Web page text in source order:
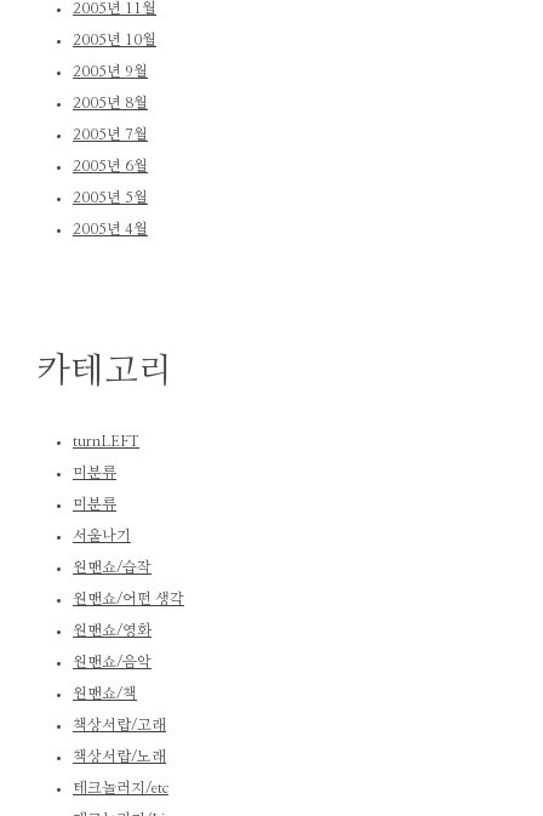
2005년 11월
2005년 10월
2005년 9월
2005년 8월
2005년 7월
2005년 6월
2005년 5월
2005년 4월
카테고리
turnLEFT
미분류
미분류
서울나기
원맨쇼/습작
원맨쇼/어떤 생각
원맨쇼/영화
원맨쇼/음악
원맨쇼/책
책상서랍/고래
책상서랍/노래
테크놀러지/etc